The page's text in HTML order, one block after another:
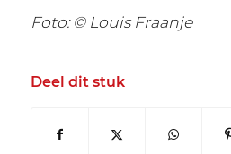
Foto: © Louis Fraanje
Deel dit stuk